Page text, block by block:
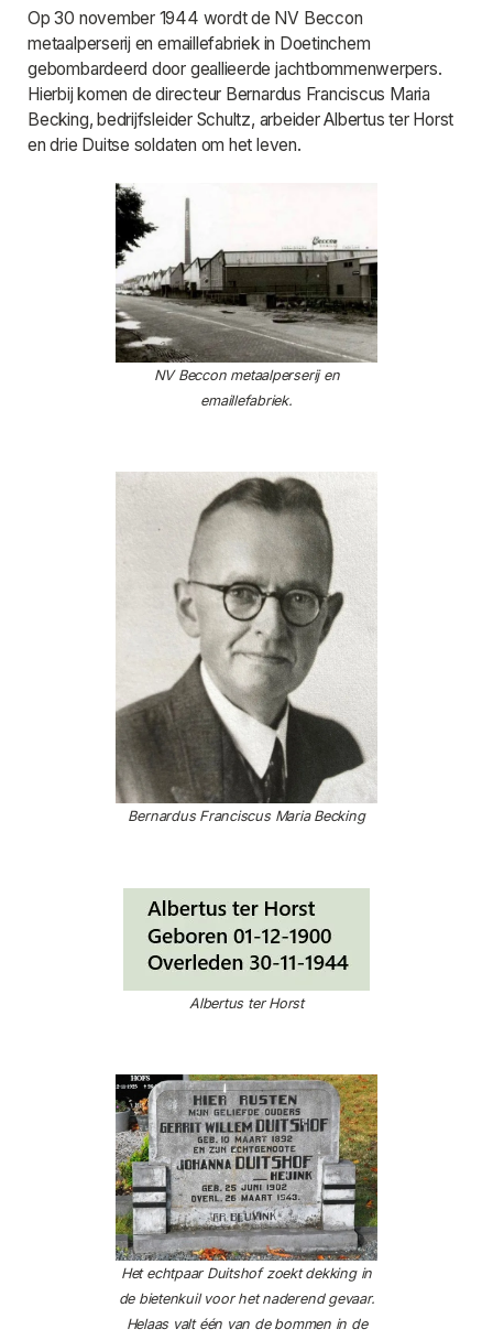
Op 30 november 1944 wordt de NV Beccon
metaalperserij en emaillefabriek in Doetinchem
gebombardeerd door geallieerde jachtbommenwerpers.
Hierbij komen de directeur Bernardus Franciscus Maria
Becking, bedrijfsleider Schultz, arbeider Albertus ter Horst
en drie Duitse soldaten om het leven.
NV Beccon metaalperserij en
emaillefabriek.
Bernardus Franciscus Maria Becking
Albertus ter Horst
Het echtpaar Duitshof zoekt dekking in
de bietenkuil voor het naderend gevaar.
Helaas valt één van de bommen in de